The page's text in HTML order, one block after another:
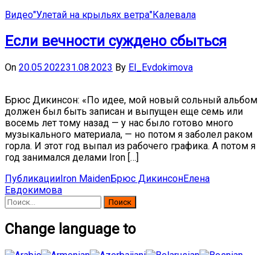
Видео"Улетай на крыльях ветра"Калевала
Если вечности суждено сбыться
On 20.05.202231.08.2023 By El_Evdokimova
Брюс Дикинсон: «По идее, мой новый сольный альбом
должен был быть записан и выпущен еще семь или
восемь лет тому назад — у нас было готово много
музыкального материала, — но потом я заболел раком
горла. И этот год выпал из рабочего графика. А потом я
год занимался делами Iron […]
ПубликацииIron MaidenБрюс ДикинсонЕлена
Евдокимова
Найти:
Change language to